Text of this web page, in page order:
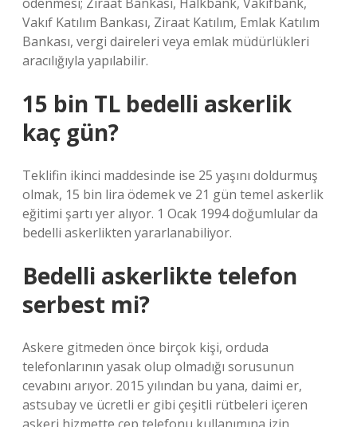
Vakıf Katılım Bankası, Ziraat Katılım, Emlak Katılım
Bankası, vergi daireleri veya emlak müdürlükleri
aracılığıyla yapılabilir.
15 bin TL bedelli askerlik
kaç gün?
Teklifin ikinci maddesinde ise 25 yaşını doldurmuş
olmak, 15 bin lira ödemek ve 21 gün temel askerlik
eğitimi şartı yer alıyor. 1 Ocak 1994 doğumlular da
bedelli askerlikten yararlanabiliyor.
Bedelli askerlikte telefon
serbest mi?
Askere gitmeden önce birçok kişi, orduda
telefonlarının yasak olup olmadığı sorusunun
cevabını arıyor. 2015 yılından bu yana, daimi er,
astsubay ve ücretli er gibi çeşitli rütbeleri içeren